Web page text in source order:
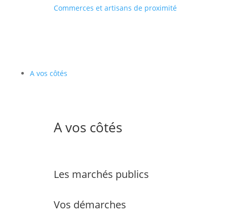
Commerces et artisans de proximité
A vos côtés
A vos côtés
Les marchés publics
Vos démarches